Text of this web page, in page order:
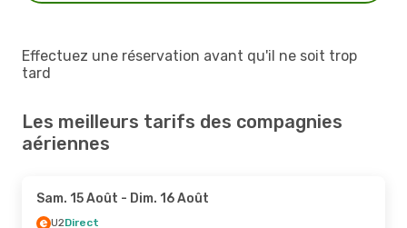
Effectuez une réservation avant qu'il ne soit trop
tard
Les meilleurs tarifs des compagnies
aériennes
Sam. 15 Août - Dim. 16 Août
U2Direct